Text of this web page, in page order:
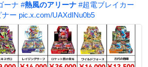
ーナ #熱風のアリーナ #超電ブレイカー
ナー pic.x.com/UAXdINu0b5